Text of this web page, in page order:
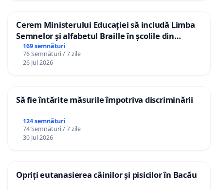
Cerem Ministerului Educației să includă Limba
Semnelor și alfabetul Braille în școlile din
Republica Moldova!
169 semnături
76 Semnături / 7 zile
26 Jul 2026
Să fie întărite măsurile împotriva discriminării
124 semnături
74 Semnături / 7 zile
30 Jul 2026
Opriți eutanasierea câinilor și pisicilor în Bacău